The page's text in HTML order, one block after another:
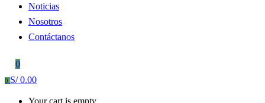
Noticias
Nosotros
Contáctanos
0
0 S/0.00
Your cart is empty